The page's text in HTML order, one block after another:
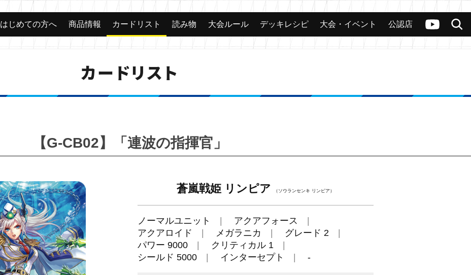
ヴァンガードch
検索
カード 大会 公認店舗 その他
はじめての方へ 商品情報 カードリスト 読み物 大会ルール デッキレシピ 大会・イベント 公認店
カードリスト
【G-CB02】「連波の指揮官」
蒼嵐戦姫 リンピア （ソウランセンキ リンピア）
ノーマルユニット
アクアフォース
アクアロイド
メガラニカ
グレード 2
パワー 9000
クリティカル 1
シールド 5000
インターセプト -